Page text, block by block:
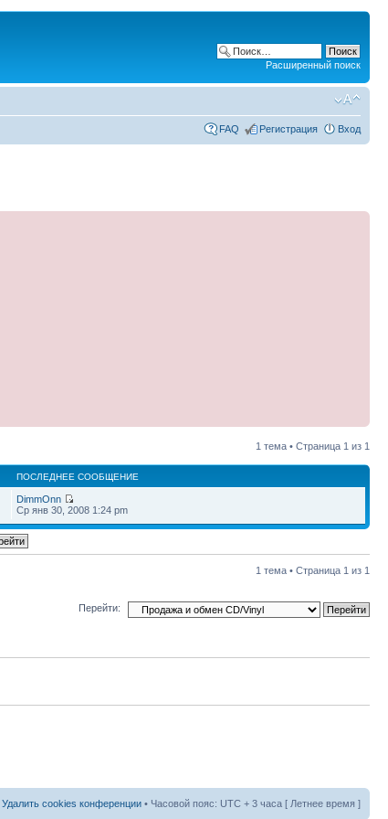
Расширенный поиск
FAQ Регистрация Вход
1 тема • Страница 1 из 1
ПОСЛЕДНЕЕ СООБЩЕНИЕ
DimmOnn
Ср янв 30, 2008 1:24 pm
1 тема • Страница 1 из 1
Перейти:
Удалить cookies конференции • Часовой пояс: UTC + 3 часа [ Летнее время ]